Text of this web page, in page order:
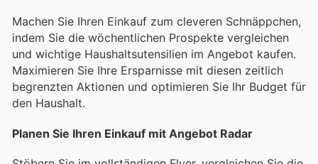
Machen Sie Ihren Einkauf zum cleveren Schnäppchen,
indem Sie die wöchentlichen Prospekte vergleichen
und wichtige Haushaltsutensilien im Angebot kaufen.
Maximieren Sie Ihre Ersparnisse mit diesen zeitlich
begrenzten Aktionen und optimieren Sie Ihr Budget für
den Haushalt.
Planen Sie Ihren Einkauf mit Angebot Radar